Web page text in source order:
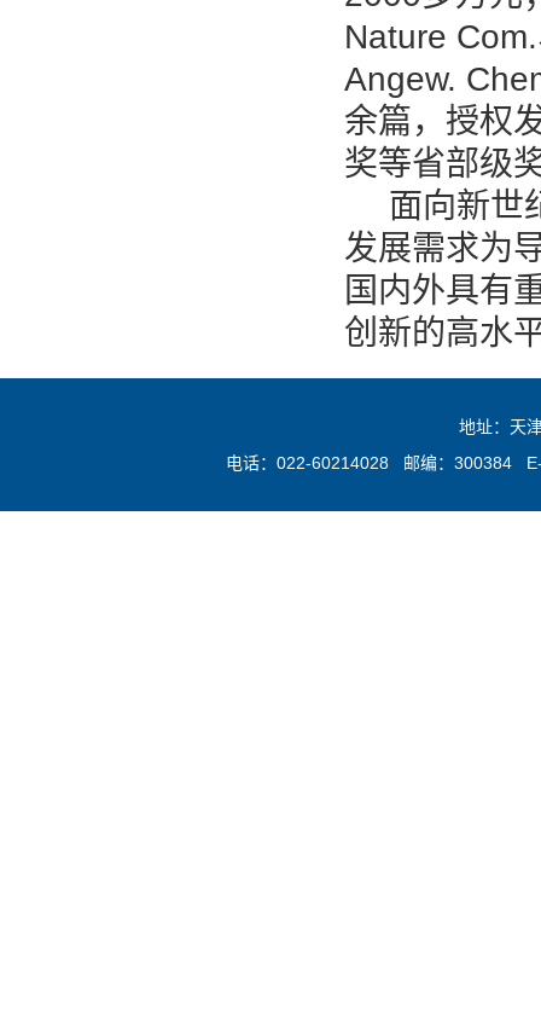
Nature
Angew.
余篇，授权
奖等省部级
面向新世
发展需求为
国内外具有
创新的高水
地址：天
电话：022-60214028 邮编：300384